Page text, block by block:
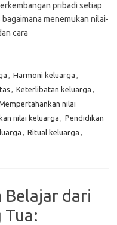
pribadi setiap
menemukan nilai-
cara
, Harmoni keluarga ,
, Keterlibatan keluarga ,
nilai
nilai keluarga , Pendidikan
, Ritual keluarga ,
Belajar dari
Tua: